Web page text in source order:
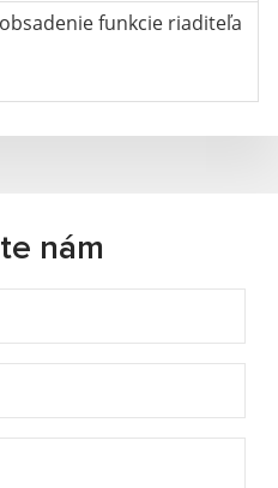
funkcie riaditeľa
nám